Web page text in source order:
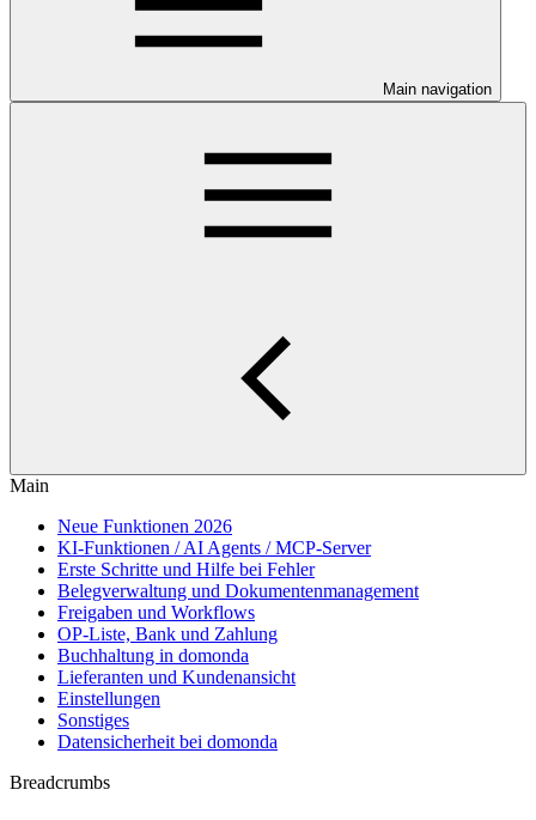
Main navigation
Main
Neue Funktionen 2026
KI-Funktionen / AI Agents / MCP-Server
Erste Schritte und Hilfe bei Fehler
Belegverwaltung und Dokumentenmanagement
Freigaben und Workflows
OP-Liste, Bank und Zahlung
Buchhaltung in domonda
Lieferanten und Kundenansicht
Einstellungen
Sonstiges
Datensicherheit bei domonda
Breadcrumbs